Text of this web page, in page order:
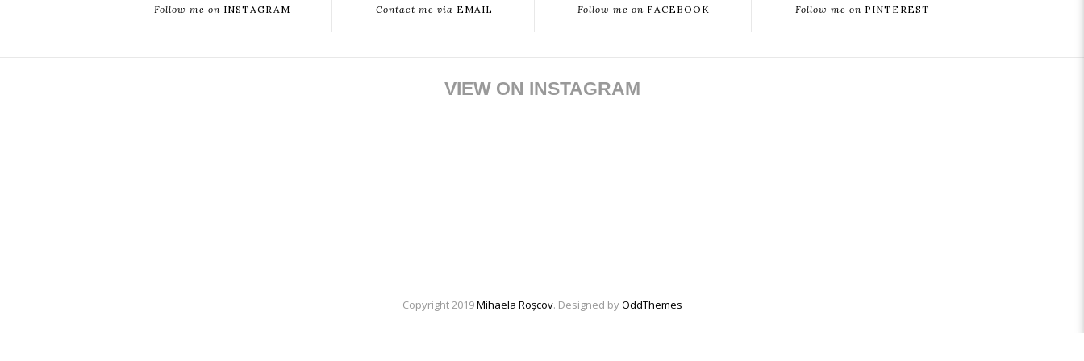
Follow me on INSTAGRAM Contact me via EMAIL Follow me on FACEBOOK Follow me on PINTEREST
VIEW ON INSTAGRAM
Copyright 2019Mihaela Roșcov. Designed byOddThemes